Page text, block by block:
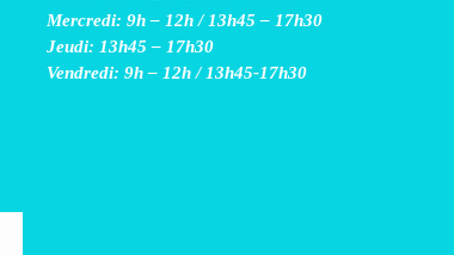
Mercredi: 9h – 12h / 13h45 – 17h30
Jeudi: 13h45 – 17h30
Vendredi: 9h – 12h / 13h45-17h30